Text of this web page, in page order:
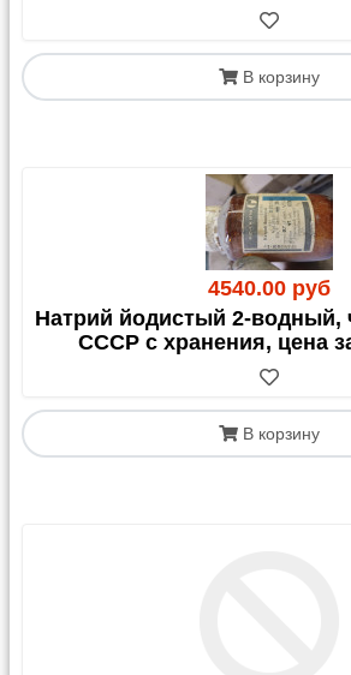
В корзину
4540.00 руб
Натрий йодистый 2-водный,
СССР с хранения, цена
В корзину